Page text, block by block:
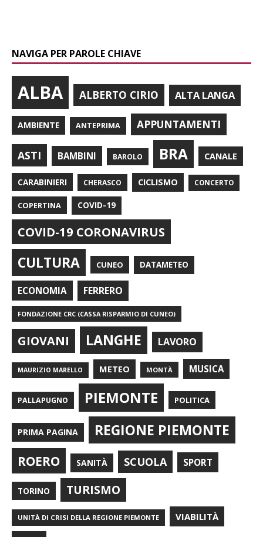
NAVIGA PER PAROLE CHIAVE
ALBA ALBERTO CIRIO ALTA LANGA
AMBIENTE ANTEPRIMA APPUNTAMENTI
ASTI BAMBINI BAROLO BRA CANALE
CARABINIERI CHERASCO CICLISMO CONCERTO
COPERTINA COVID-19
COVID-19 CORONAVIRUS
CULTURA CUNEO DATAMETEO
ECONOMIA FERRERO
FONDAZIONE CRC (CASSA RISPARMIO DI CUNEO)
GIOVANI LANGHE LAVORO
MAURIZIO MARELLO METEO MONTÀ MUSICA
PALLAPUGNO PIEMONTE POLITICA
PRIMA PAGINA REGIONE PIEMONTE
ROERO SANITÀ SCUOLA SPORT
TORINO TURISMO
UNITÀ DI CRISI DELLA REGIONE PIEMONTE VIABILITÀ